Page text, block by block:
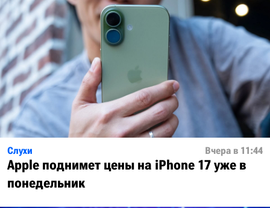
Слухи Вчера в 11:44
Apple поднимет цены на iPhone 17 уже в
понедельник